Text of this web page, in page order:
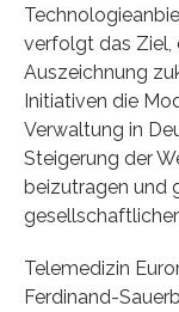
verfolgt das Ziel,
Auszeichnung
Initiativen die
Verwaltung in
Steigerung der
beizutragen und
Telemedizin
Ferdinand-